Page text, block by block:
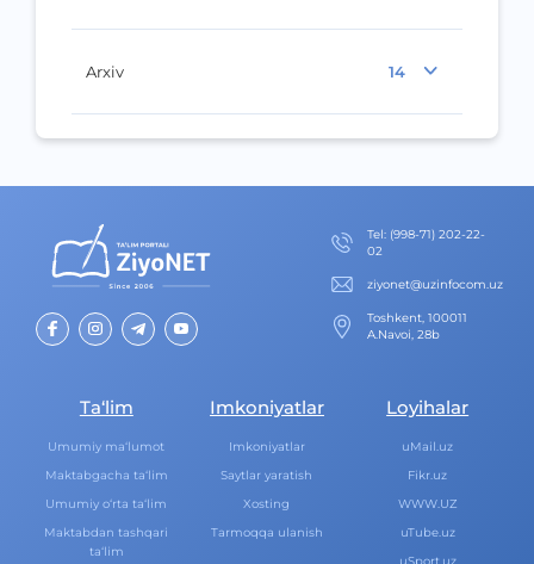
Arxiv 14
Теl: (998-71) 202-22-
02
ziyonet@uzinfocom.uz
Toshkent, 100011
A.Navoi, 28b
Ta‘lim
Umumiy ma‘lumot
Maktabgacha ta‘lim
Umumiy o‘rta ta‘lim
Maktabdan tashqari
ta‘lim
Imkoniyatlar
Imkoniyatlar
Saytlar yaratish
Xosting
Tarmoqqa ulanish
Loyihalar
uMail.uz
Fikr.uz
WWW.UZ
uTube.uz
uSport.uz